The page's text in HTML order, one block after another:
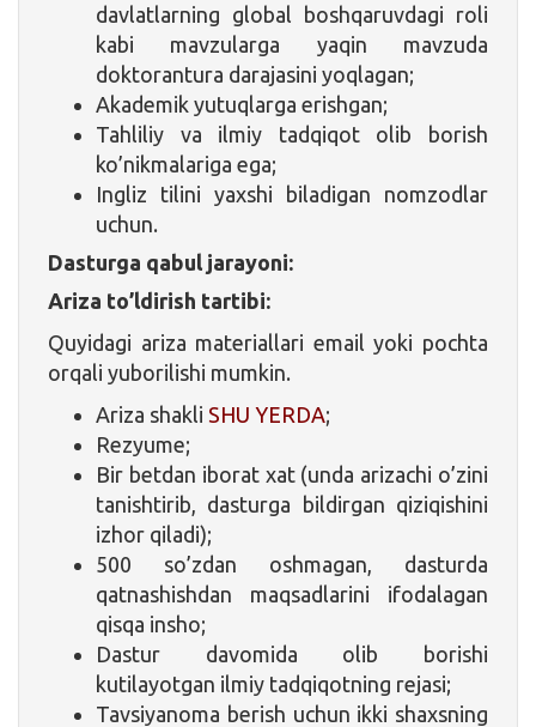
davlatlarning global boshqaruvdagi roli
kabi mavzularga yaqin mavzuda
doktorantura darajasini yoqlagan;
Akademik yutuqlarga erishgan;
Tahliliy va ilmiy tadqiqot olib borish
ko’nikmalariga ega;
Ingliz tilini yaxshi biladigan nomzodlar
uchun.
Dasturga qabul jarayoni:
Ariza to’ldirish tartibi:
Quyidagi ariza materiallari email yoki pochta
orqali yuborilishi mumkin.
Ariza shakli SHU YERDA;
Rezyume;
Bir betdan iborat xat (unda arizachi o’zini
tanishtirib, dasturga bildirgan qiziqishini
izhor qiladi);
500 so’zdan oshmagan, dasturda
qatnashishdan maqsadlarini ifodalagan
qisqa insho;
Dastur davomida olib borishi
kutilayotgan ilmiy tadqiqotning rejasi;
Tavsiyanoma berish uchun ikki shaxsning